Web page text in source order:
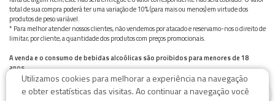
total de sua compra poderá ter uma variação de 10% (para mais ou menos) em virtude dos
produtos de peso variável.
* Para melhor atender nossos clientes, não vendemos por atacado e reservamo-nos o direito de
limitar, por cliente, a quantidade dos produtos com preços promocionais.
A venda e o consumo de bebidas alcoólicas são proibidos para menores de 18
anos.
Bebida alcoólica pode causar dependência química e, em excesso, provoca graves males à saúde.
Beba com moderação
Utilizamos cookies para melhorar a experiência na navegação
e obter estatísticas das visitas. Ao continuar a navegação você